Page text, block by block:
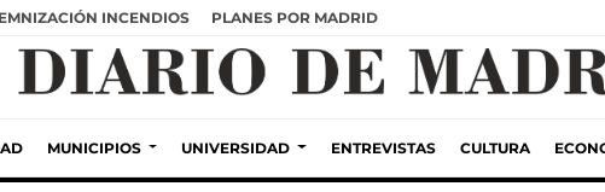
INCENDIOS PLANES POR MADRID
MUNICIPIOS UNIVERSIDAD ENTREVISTAS CULTURA